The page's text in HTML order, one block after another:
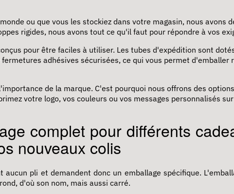
ou que vous les stockiez dans votre magasin, nous avons
rigides, nous avons tout ce qu'il faut pour répondre à vos
pour être faciles à utiliser. Les tubes d'expédition sont
adhésives sécurisées, ce qui vous permet
de la marque. C'est pourquoi nous offrons des
votre logo, vos couleurs ou vos messages personnalisés
complet pour différents
nouveaux colis
pli et demandent donc un emballage spécifique.
d'où son nom, mais aussi carré.